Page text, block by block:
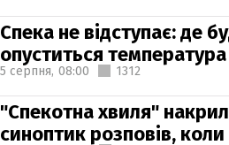
Спека не відступає: де
опуститься
5 серпня, 08:00 1312
"Спекотна хвиля"
синоптик розповів,